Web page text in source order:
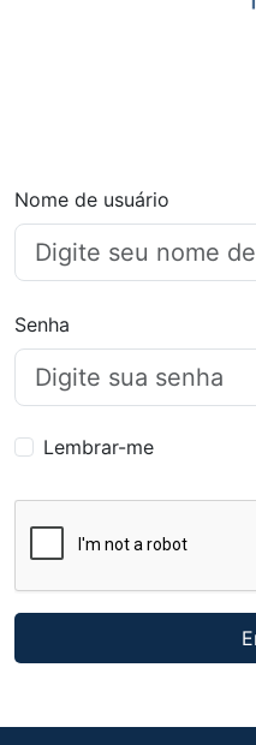
Nome de usuário
Senha
Lembrar-me